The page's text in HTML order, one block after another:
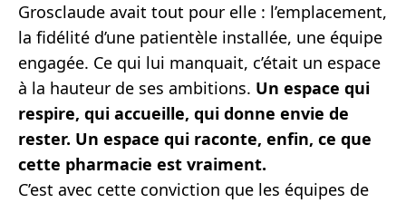
Grosclaude avait tout pour elle : l’emplacement,
la fidélité d’une patientèle installée, une équipe
engagée. Ce qui lui manquait, c’était un espace
à la hauteur de ses ambitions. Un espace qui
respire, qui accueille, qui donne envie de
rester. Un espace qui raconte, enfin, ce que
cette pharmacie est vraiment.
C’est avec cette conviction que les équipes de